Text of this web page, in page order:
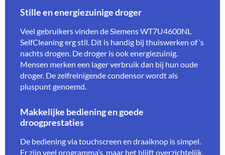
Stille en energiezuinige droger
Veel gebruikers vinden de Siemens WT7U4600NL
SelfCleaning erg stil. Dit is handig bij thuiswerken of ’s
nachts drogen. De droger is ook energiezuinig.
Mensen merken een lager verbruik dan bij hun oude
droger. De zelfreinigende condensor wordt als
pluspunt genoemd.
Makkelijke bediening en goede
droogprestaties
De bediening via touchscreen en draaiknop is simpel.
Er zijn veel programma’s, maar het blijft overzichtelijk.